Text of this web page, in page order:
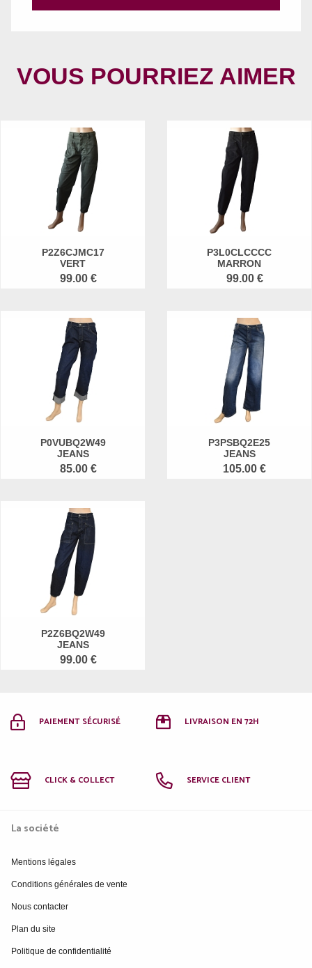
VOUS POURRIEZ AIMER
P2Z6CJMC17
VERT
99.00 €
P3L0CLCCCC
MARRON
99.00 €
P0VUBQ2W49
JEANS
85.00 €
P3PSBQ2E25
JEANS
105.00 €
P2Z6BQ2W49
JEANS
99.00 €
PAIEMENT SÉCURISÉ LIVRAISON EN 72H
CLICK & COLLECT SERVICE CLIENT
La société
Mentions légales
Conditions générales de vente
Nous contacter
Plan du site
Politique de confidentialité